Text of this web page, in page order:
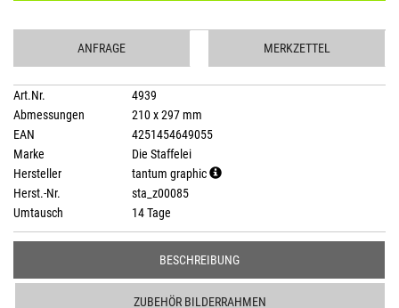
ANFRAGE MERKZETTEL
Art.Nr.
4939
Abmessungen
210 x 297 mm
EAN
4251454649055
Marke
Die Staffelei
Hersteller
tantum graphic
Herst.-Nr.
sta_z00085
Umtausch
14 Tage
BESCHREIBUNG
ZUBEHÖR BILDERRAHMEN